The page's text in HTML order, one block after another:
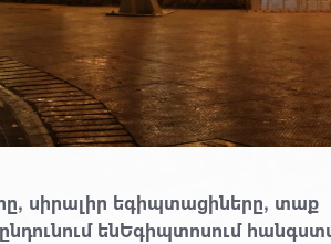
սիրալիր եգիպտացիները, տաք
ենԵգիպտոսում